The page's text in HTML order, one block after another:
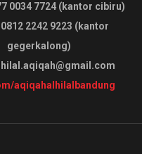
0034 7724 (kantor cibiru)
0812 2242 9223 (kantor
gegerkalong)
aqiqahalhilalbandung